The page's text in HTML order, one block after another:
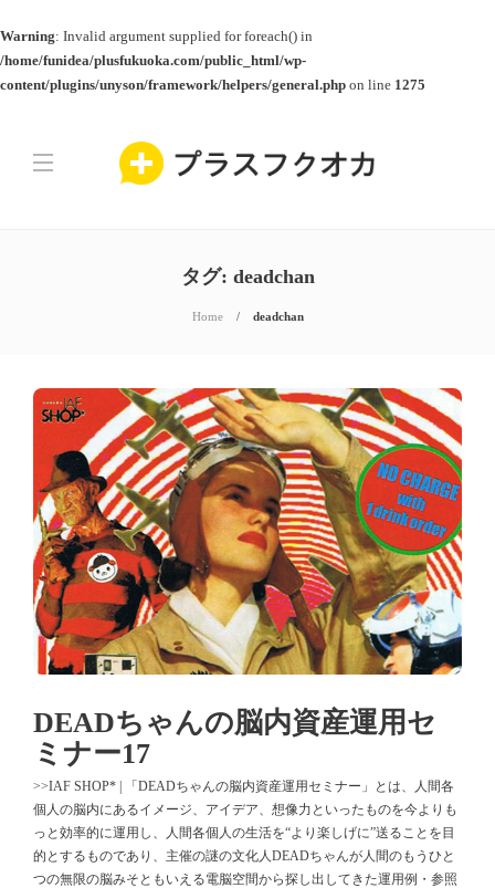
Warning: Invalid argument supplied for foreach() in
/home/funidea/plusfukuoka.com/public_html/wp-
content/plugins/unyson/framework/helpers/general.php on line 1275
タグ: deadchan
Home deadchan
DEADちゃんの脳内資産運用セ
ミナー17
>>IAF SHOP* | 「DEADちゃんの脳内資産運用セミナー」とは、人間各
個人の脳内にあるイメージ、アイデア、想像力といったものを今よりも
っと効率的に運用し、人間各個人の生活を“より楽しげに”送ることを目
的とするものであり、主催の謎の文化人DEADちゃんが人間のもうひと
つの無限の脳みそともいえる電脳空間から探し出してきた運用例・参照